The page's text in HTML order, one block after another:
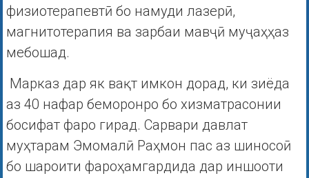
физиотерапевтӣ бо намуди лазерӣ,
магнитотерапия ва зарбаи мавҷӣ муҷаҳҳаз
мебошад.
Марказ дар як вақт имкон дорад, ки зиёда
аз 40 нафар беморонро бо хизматрасонии
босифат фаро гирад. Сарвари давлат
муҳтарам Эмомалӣ Раҳмон пас аз шиносоӣ
бо шароити фароҳамгардида дар иншооти